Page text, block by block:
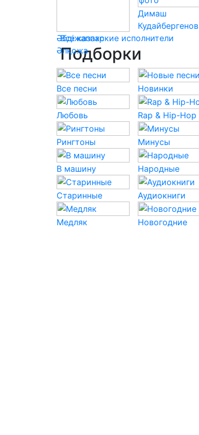
Әбдіжаппар
Әлқожа
Димаш
Кудайбергенов
Все казахские исполнители
Подборки
Все песни Новинки
Любовь Rap & Hip-Hop
Рингтоны Минусы
В машину Народные
Старинные Аудиокниги
Медляк Новогодние